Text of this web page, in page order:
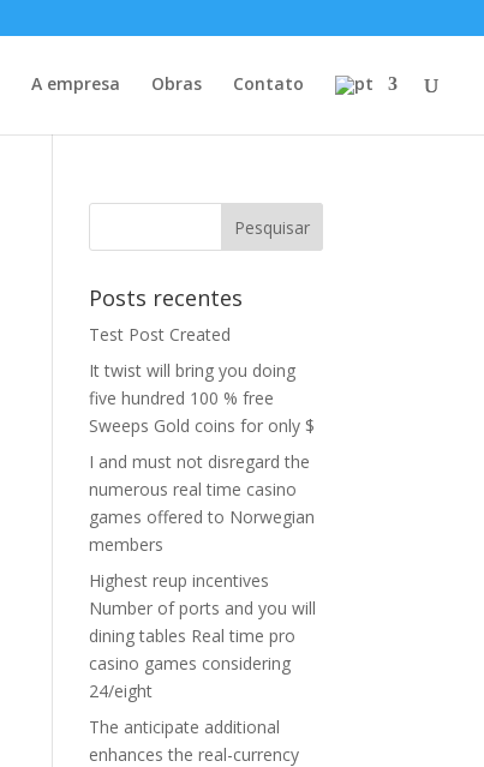
A empresa Obras Contato
Posts recentes
Test Post Created
It twist will bring you doing
five hundred 100 % free
Sweeps Gold coins for only $
I and must not disregard the
numerous real time casino
games offered to Norwegian
members
Highest reup incentives
Number of ports and you will
dining tables Real time pro
casino games considering
24/eight
The anticipate additional
enhances the real-currency